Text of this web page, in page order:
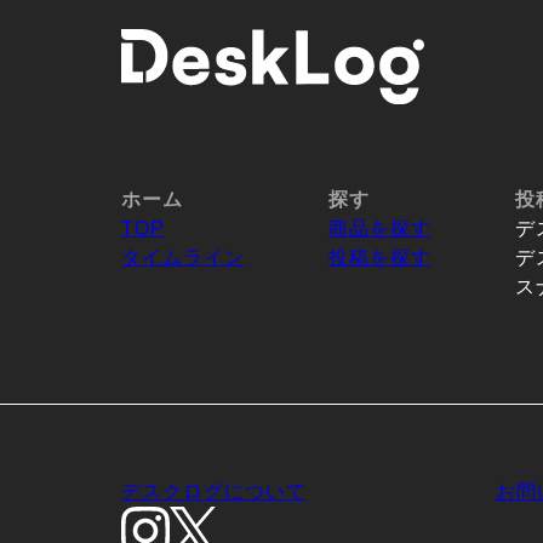
ホーム
TOP
タイムライン
探す
商品を探す
投稿を探す
投
デ
デ
ス
デスクログについて お問